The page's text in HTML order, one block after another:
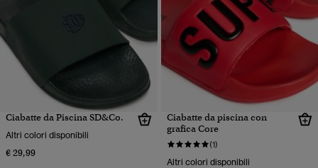
Ciabatte da Piscina SD&Co.
Altri colori disponibili
€ 29,99
Ciabatte da piscina con
grafica Core
(1)
Altri colori disponibili